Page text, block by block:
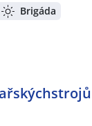
Brigáda